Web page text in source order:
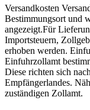
Versandkosten
Bestimmungsort und
angezeigt.Für
Importsteuern,
erhoben werden.
Einfuhrzollamt
Diese richten sich
Empfängerlandes.
zuständigen Zollamt.